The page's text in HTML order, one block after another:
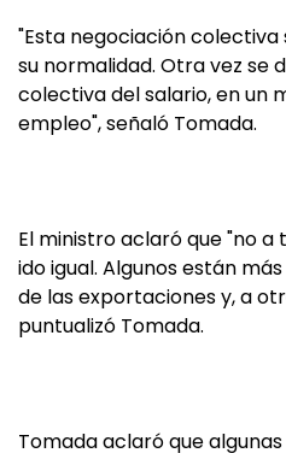
"Esta negociación
su normalidad. Otra vez se
colectiva del salario, en un
empleo", señaló Tomada.
El ministro aclaró que "no
ido igual. Algunos están
de las exportaciones y, a
puntualizó Tomada.
Tomada aclaró que